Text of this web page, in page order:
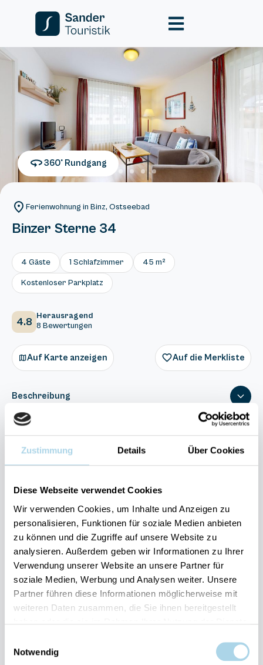
Zustimmung Details Über Cookies
Diese Webseite verwendet Cookies
Wir verwenden Cookies, um Inhalte und Anzeigen zu
personalisieren, Funktionen für soziale Medien anbieten
zu können und die Zugriffe auf unsere Website zu
analysieren. Außerdem geben wir Informationen zu Ihrer
Verwendung unserer Website an unsere Partner für
soziale Medien, Werbung und Analysen weiter. Unsere
Partner führen diese Informationen möglicherweise mit
weiteren Daten zusammen, die Sie ihnen bereitgestellt
Notwendig
360° Rundgang
Ferienwohnung in Binz, Ostseebad
Binzer Sterne 34
4 Gäste 1 Schlafzimmer 45 m²
Kostenloser Parkplatz
4.8 Herausragend
8 Bewertungen
Auf Karte anzeigen Auf die Merkliste
Beschreibung
Ausstattung
Ihre Vorteile auf einen Blick:
Bestpreis-Garantie für Ihren Urlaub
Flexible An- und Abreise 24/7 möglich
Risikofrei bis 60 Tage vorher stornieren
Sofortige Buchungsbestätigung
Persönlicher Gästeservice vor Ort Transparente